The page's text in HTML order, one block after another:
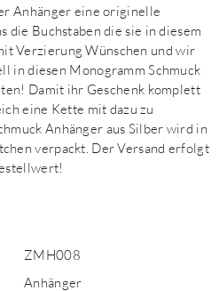
Anhänger eine originelle
die Buchstaben die sie in diesem
Verzierung Wünschen und wir
in diesen Monogramm Schmuck
Damit ihr Geschenk komplett
eine Kette mit dazu zu
Anhänger aus Silber wird in
verpackt. Der Versand erfolgt
ZMH008
Anhänger